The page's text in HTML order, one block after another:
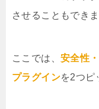
させることもできま
ここでは、 安全性
プラグインを2つピ